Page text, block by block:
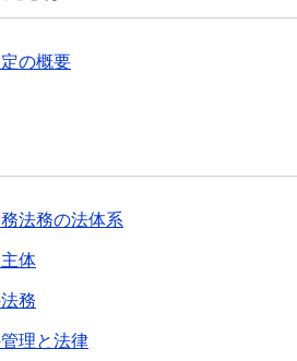
の概要
法務の法体系
体
務
理と法律